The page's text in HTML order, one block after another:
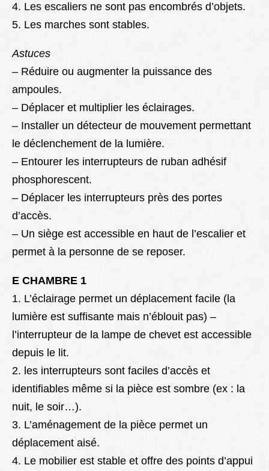
4. Les escaliers ne sont pas encombrés d’objets.
5. Les marches sont stables.
Astuces
– Réduire ou augmenter la puissance des
ampoules.
– Déplacer et multiplier les éclairages.
– Installer un détecteur de mouvement permettant
le déclenchement de la lumière.
– Entourer les interrupteurs de ruban adhésif
phosphorescent.
– Déplacer les interrupteurs près des portes
d’accès.
– Un siège est accessible en haut de l’escalier et
permet à la personne de se reposer.
E CHAMBRE 1
1. L’éclairage permet un déplacement facile (la
lumière est suffisante mais n’éblouit pas) –
l’interrupteur de la lampe de chevet est accessible
depuis le lit.
2. les interrupteurs sont faciles d’accès et
identifiables même si la pièce est sombre (ex : la
nuit, le soir…).
3. L’aménagement de la pièce permet un
déplacement aisé.
4. Le mobilier est stable et offre des points d’appui